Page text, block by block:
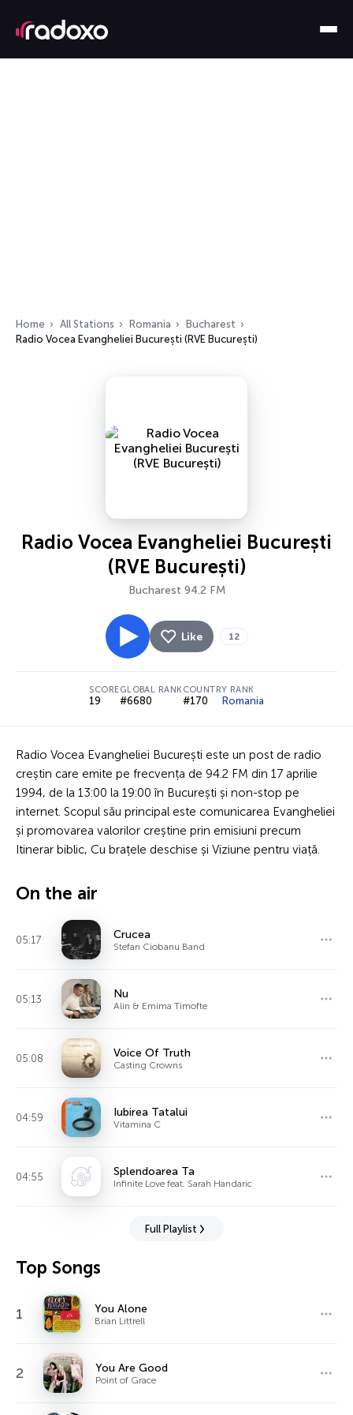
Home All Stations Romania
Bucharest
Radio Vocea Evangheliei București (RVE București)
Radio Vocea Evangheliei București
(RVE București)
Bucharest 94.2 FM
Like 12
SCORE
19
GLOBAL RANK
#6680
COUNTRY RANK
#170 Romania
Radio Vocea Evangheliei București este un post de radio
creștin care emite pe frecvența de 94.2 FM din 17 aprilie
1994, de la 13:00 la 19:00 în București și non-stop pe
internet. Scopul său principal este comunicarea Evangheliei
și promovarea valorilor creștine prin emisiuni precum
Itinerar biblic, Cu brațele deschise și Viziune pentru viață.
On the air
05:17 Crucea
Stefan Ciobanu Band
05:13 Nu
Alin & Emima Timofte
05:08 Voice Of Truth
Casting Crowns
04:59 Iubirea Tatalui
Vitamina C
04:55 Splendoarea Ta
Infinite Love feat. Sarah Handaric
Full Playlist
Top Songs
1 You Alone
Brian Littrell
2 You Are Good
Point of Grace